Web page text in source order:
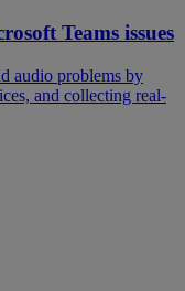
Teams issues
audio problems by
and collecting real-